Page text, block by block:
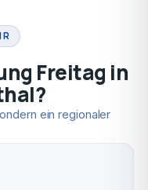
Freitag in
ein regionaler